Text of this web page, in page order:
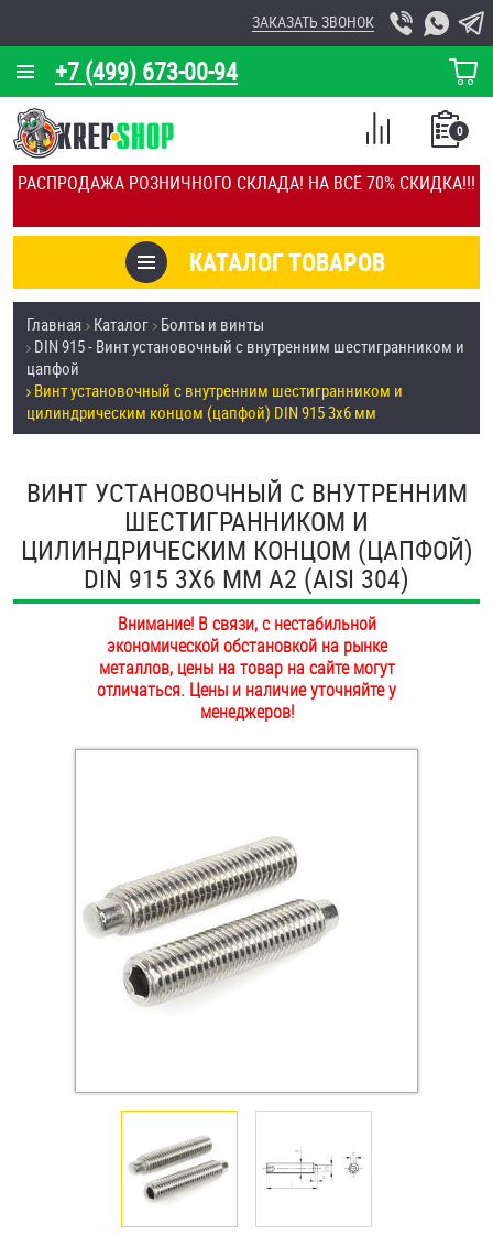
РАСПРОДАЖА РОЗНИЧНОГО СКЛАДА! НА ВСЁ 70% СКИДКА!!!
+7 (499) 673-00-94
ЗАКАЗАТЬ ЗВОНОК
КОРЗИНА
О КОМПАНИИ
КАЛЬКУЛЯТОР
ОТЗЫВЫ
УСЛУГИ
СКИДКИ
ОПТ
ОПЛАТА И ДОСТАВКА
НАШИ МАГАЗИНЫ
КАТАЛОГ ТОВАРОВ
0
СПИСОК
СРАВНЕНИЕ
Товары со скидкой
Анкеры
Антивандальный крепёж, инструмент
Болты и винты
Втулки
Гайки
Дюбели
Дюймовый крепёж
Крюки, кольца с метрической резьбой
Крюки, кольца с шурупной резьбой
Саморезы и шурупы
Главная Каталог Болты и винты
DIN 915 - Винт установочный с внутренним шестигранником и
цапфой
Винт установочный с внутренним шестигранником и
цилиндрическим концом (цапфой) DIN 915 3х6 мм
ВИНТ УСТАНОВОЧНЫЙ С ВНУТРЕННИМ
ШЕСТИГРАННИКОМ И
ЦИЛИНДРИЧЕСКИМ КОНЦОМ (ЦАПФОЙ)
DIN 915 3Х6 ММ А2 (AISI 304)
Внимание! В связи, с нестабильной
экономической обстановкой на рынке
металлов, цены на товар на сайте могут
отличаться. Цены и наличие уточняйте у
менеджеров!